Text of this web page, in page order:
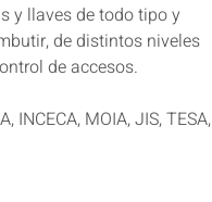
y llaves de todo tipo y
de distintos niveles
de accesos.
INCECA, MOIA, JIS, TESA,